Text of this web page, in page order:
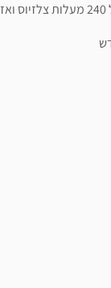
* הטורבו עובד עד שמגיע לטמפרטורה מקסימלית של 240 מעלות צלזיוס ואז